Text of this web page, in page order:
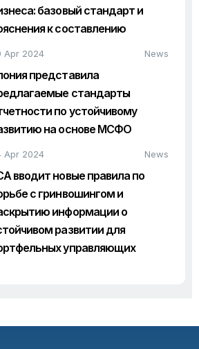
базовый стандарт и
к составлению
Apr 2024 News
представила
стандарты
по устойчивому
на основе МСФО
Apr 2024 News
вводит новые правила по
с гринвошингом и
информации о
развитии для
управляющих